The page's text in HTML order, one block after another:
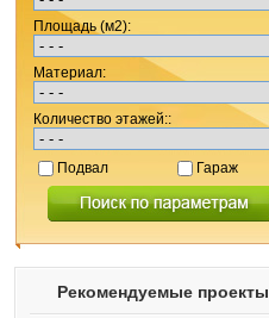
Площадь (м2):
Материал:
Количество этажей::
Подвал Гараж
Рекомендуемые проекты